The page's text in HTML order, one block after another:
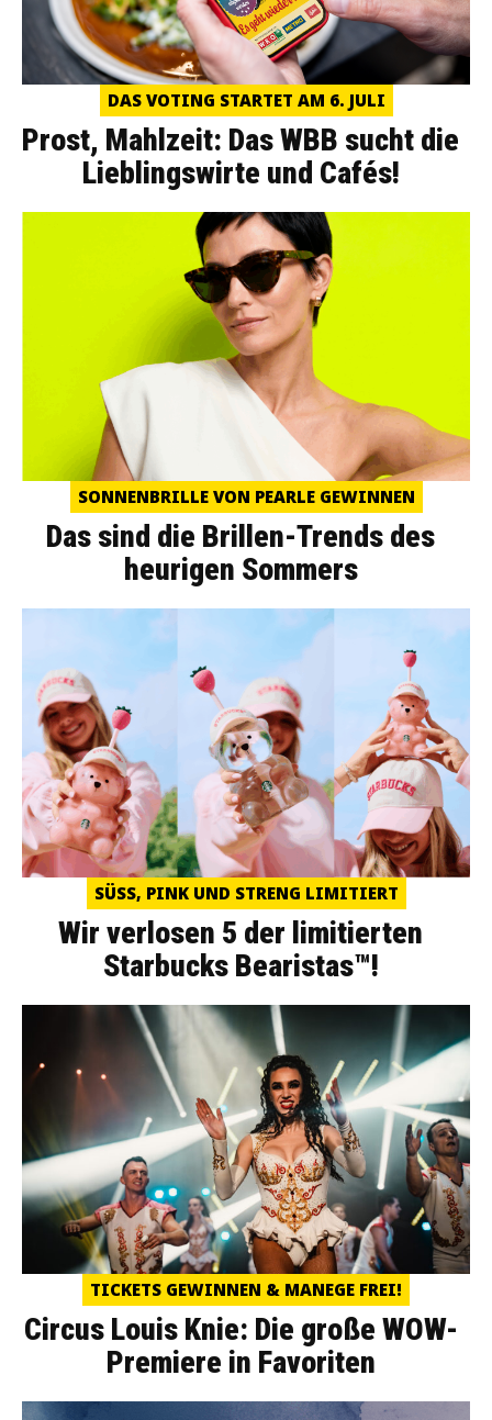
DAS VOTING STARTET AM 6. JULI
Prost, Mahlzeit: Das WBB sucht die
Lieblingswirte und Cafés!
SONNENBRILLE VON PEARLE GEWINNEN
Das sind die Brillen-Trends des
heurigen Sommers
SÜSS, PINK UND STRENG LIMITIERT
Wir verlosen 5 der limitierten
Starbucks Bearistas™!
TICKETS GEWINNEN & MANEGE FREI!
Circus Louis Knie: Die große WOW-
Premiere in Favoriten